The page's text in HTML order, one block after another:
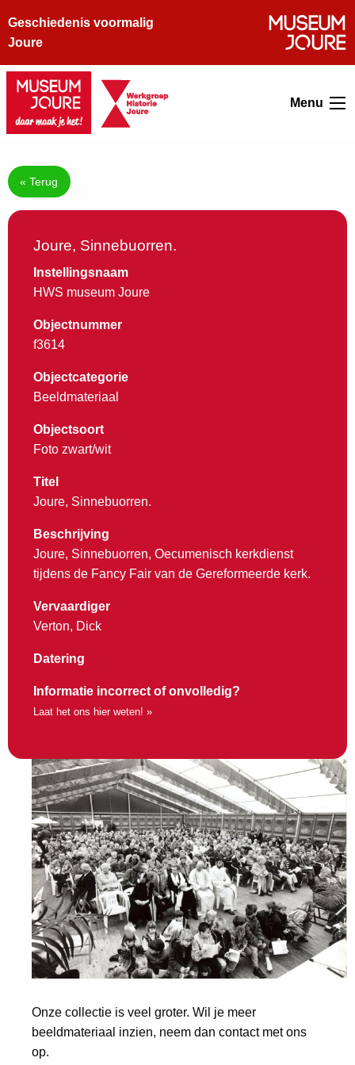
Geschiedenis voormalig
Joure
Menu
« Terug
Joure, Sinnebuorren.
Instellingsnaam
HWS museum Joure
Objectnummer
f3614
Objectcategorie
Beeldmateriaal
Objectsoort
Foto zwart/wit
Titel
Joure, Sinnebuorren.
Beschrijving
Joure, Sinnebuorren, Oecumenisch kerkdienst
tijdens de Fancy Fair van de Gereformeerde kerk.
Vervaardiger
Verton, Dick
Datering
Informatie incorrect of onvolledig?
Laat het ons hier weten! »
Onze collectie is veel groter. Wil je meer
beeldmateriaal inzien, neem dan contact met ons
op.